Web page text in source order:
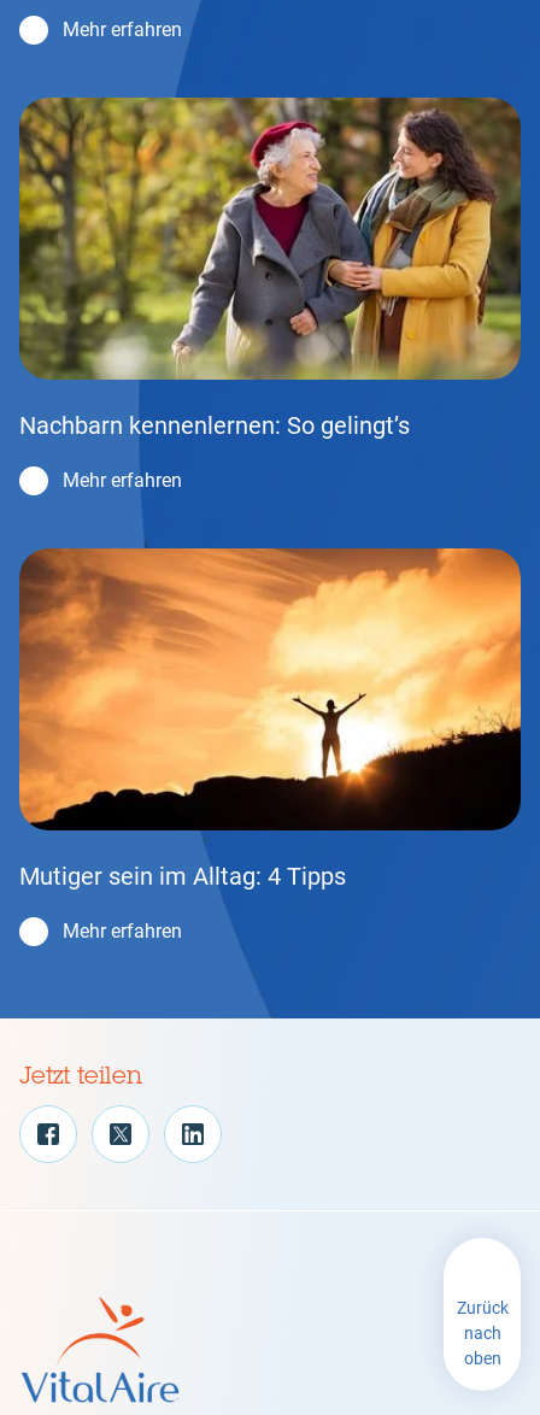
Mehr erfahren
Nachbarn kennenlernen: So gelingt’s
Mehr erfahren
Mutiger sein im Alltag: 4 Tipps
Mehr erfahren
Jetzt teilen
Zurück
nach
oben